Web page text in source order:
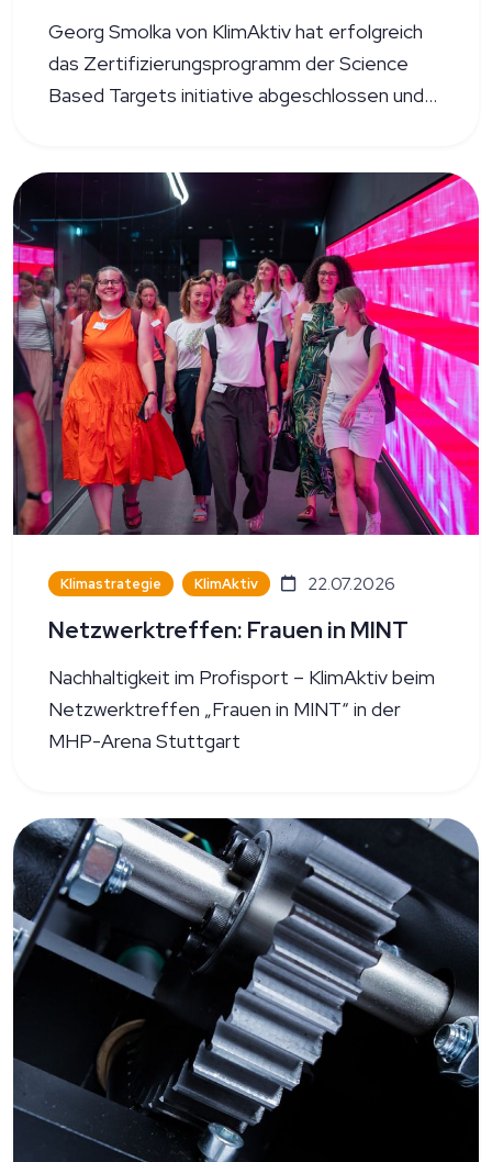
Georg Smolka von KlimAktiv hat erfolgreich
das Zertifizierungsprogramm der Science
Based Targets initiative abgeschlossen und
Klimastrategie KlimAktiv 22.07.2026
Netzwerktreffen: Frauen in MINT
Nachhaltigkeit im Profisport – KlimAktiv beim
Netzwerktreffen „Frauen in MINT“ in der
MHP-Arena Stuttgart